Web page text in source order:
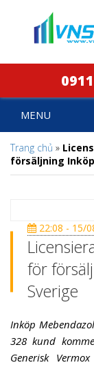
MENU
Trang chủ »
försäljning
22:08 - 15/
för
Sverige
Inköp
328 kund
Generisk